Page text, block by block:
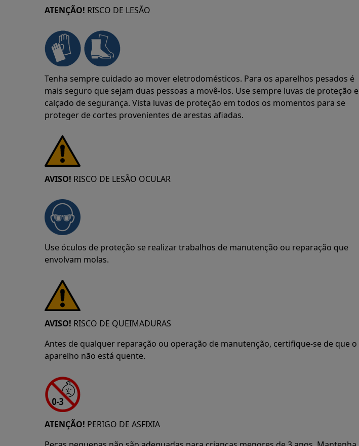
ATENÇÃO! RISCO DE LESÃO
Tenha sempre cuidado ao mover eletrodomésticos. Para os aparelhos pesados é
mais seguro que sejam duas pessoas a movê-los. Use sempre luvas de proteção e
calçado de segurança. Vista luvas de proteção em todos os momentos para se
proteger de cortes provenientes de arestas afiadas.
AVISO! RISCO DE LESÃO OCULAR
Use óculos de proteção se realizar trabalhos de manutenção ou reparação que
envolvam molas.
AVISO! RISCO DE QUEIMADURAS
Antes de qualquer reparação ou operação de manutenção, certifique-se de que o
aparelho não está quente.
ATENÇÃO! PERIGO DE ASFIXIA